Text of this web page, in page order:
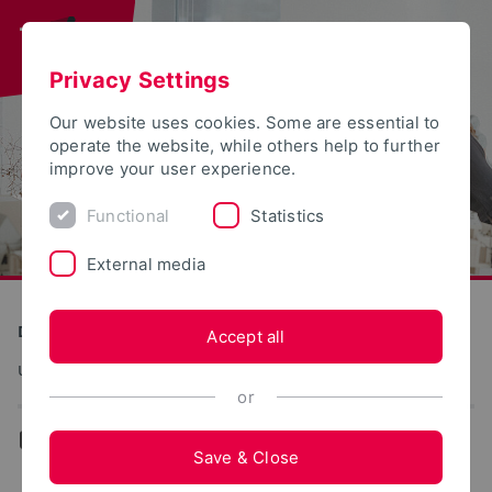
Detmold School of Design
urbanLab
Privacy Settings
Our website uses cookies. Some are essential to
operate the website, while others help to further
improve your user experience.
Functional Statistics
External media
Accept all
or
Save & Close